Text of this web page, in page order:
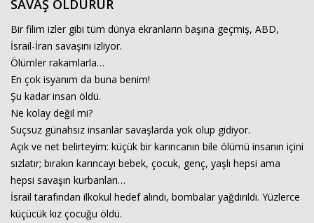
SAVAŞ ÖLDÜRÜR
Bir filim izler gibi tüm dünya ekranların başına geçmiş, ABD,
İsrail-İran savaşını izliyor.
Ölümler rakamlarla…
En çok isyanım da buna benim!
Şu kadar insan öldü.
Ne kolay değil mi?
Suçsuz günahsız insanlar savaşlarda yok olup gidiyor.
Açık ve net belirteyim: küçük bir karıncanın bile ölümü insanın içini
sızlatır; bırakın karıncayı bebek, çocuk, genç, yaşlı hepsi ama
hepsi savaşın kurbanları…
İsrail tarafından ilkokul hedef alındı, bombalar yağdırıldı. Yüzlerce
küçücük kız çocuğu öldü.